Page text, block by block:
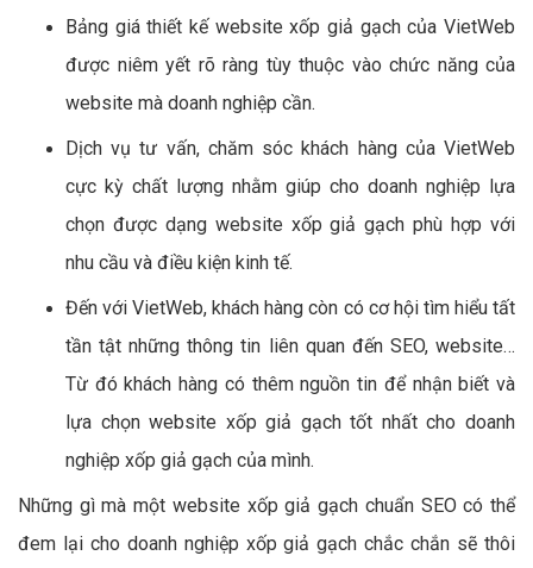
Bảng giá thiết kế website xốp giả gạch của VietWeb
được niêm yết rõ ràng tùy thuộc vào chức năng của
website mà doanh nghiệp cần.
Dịch vụ tư vấn, chăm sóc khách hàng của VietWeb
cực kỳ chất lượng nhằm giúp cho doanh nghiệp lựa
chọn được dạng website xốp giả gạch phù hợp với
nhu cầu và điều kiện kinh tế.
Đến với VietWeb, khách hàng còn có cơ hội tìm hiểu tất
tần tật những thông tin liên quan đến SEO, website…
Từ đó khách hàng có thêm nguồn tin để nhận biết và
lựa chọn website xốp giả gạch tốt nhất cho doanh
nghiệp xốp giả gạch của mình.
Những gì mà một website xốp giả gạch chuẩn SEO có thể
đem lại cho doanh nghiệp xốp giả gạch chắc chắn sẽ thôi